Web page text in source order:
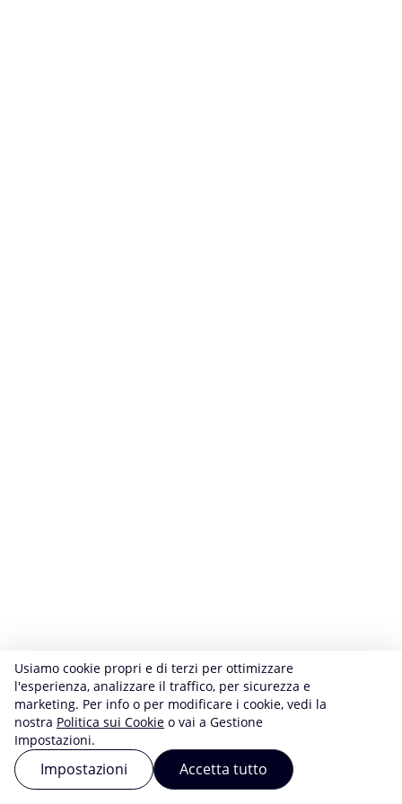
Usiamo cookie propri e di terzi per ottimizzare
l'esperienza, analizzare il traffico, per sicurezza e
marketing. Per info o per modificare i cookie, vedi la
nostra Politica sui Cookie o vai a Gestione
Impostazioni.
Impostazioni Accetta tutto